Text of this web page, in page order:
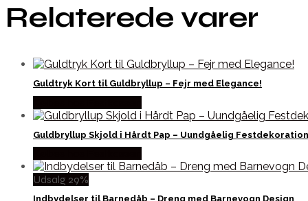
Relaterede varer
Guldtryk Kort til Guldbryllup – Fejr med Elegance!
Guldbryllup Skjold i Hårdt Pap – Uundgåelig
Udsalg 29%
Indbydelser til Barnedåb – Dreng med Barnevogn Design